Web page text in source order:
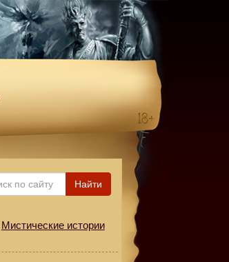
Найти
Мистические истории